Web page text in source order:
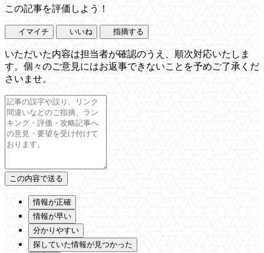
この記事を評価しよう！
イマイチ いいね 指摘する
いただいた内容は担当者が確認のうえ、順次対応いたしま
す。個々のご意見にはお返事できないことを予めご了承くだ
さいませ。
情報が正確
情報が早い
分かりやすい
探していた情報が見つかった